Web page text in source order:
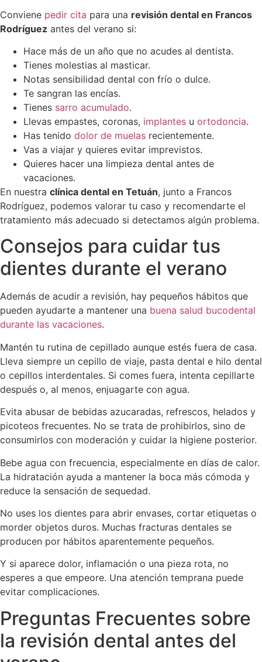
Conviene pedir cita para una revisión dental en Francos
Rodríguez antes del verano si:
Hace más de un año que no acudes al dentista.
Tienes molestias al masticar.
Notas sensibilidad dental con frío o dulce.
Te sangran las encías.
Tienes sarro acumulado.
Llevas empastes, coronas, implantes u ortodoncia.
Has tenido dolor de muelas recientemente.
Vas a viajar y quieres evitar imprevistos.
Quieres hacer una limpieza dental antes de
vacaciones.
En nuestra clínica dental en Tetuán, junto a Francos
Rodríguez, podemos valorar tu caso y recomendarte el
tratamiento más adecuado si detectamos algún problema.
Consejos para cuidar tus
dientes durante el verano
Además de acudir a revisión, hay pequeños hábitos que
pueden ayudarte a mantener una buena salud bucodental
durante las vacaciones.
Mantén tu rutina de cepillado aunque estés fuera de casa.
Lleva siempre un cepillo de viaje, pasta dental e hilo dental
o cepillos interdentales. Si comes fuera, intenta cepillarte
después o, al menos, enjuagarte con agua.
Evita abusar de bebidas azucaradas, refrescos, helados y
picoteos frecuentes. No se trata de prohibirlos, sino de
consumirlos con moderación y cuidar la higiene posterior.
Bebe agua con frecuencia, especialmente en días de calor.
La hidratación ayuda a mantener la boca más cómoda y
reduce la sensación de sequedad.
No uses los dientes para abrir envases, cortar etiquetas o
morder objetos duros. Muchas fracturas dentales se
producen por hábitos aparentemente pequeños.
Y si aparece dolor, inflamación o una pieza rota, no
esperes a que empeore. Una atención temprana puede
evitar complicaciones.
Preguntas Frecuentes sobre
la revisión dental antes del